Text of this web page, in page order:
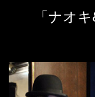
「ナオ